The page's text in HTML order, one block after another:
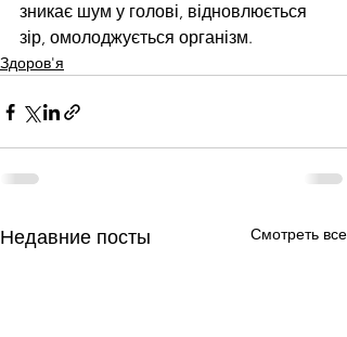
зникає шум у голові, відновлюється
зір, омолоджується організм.
Здоров'я
Недавние посты Смотреть все